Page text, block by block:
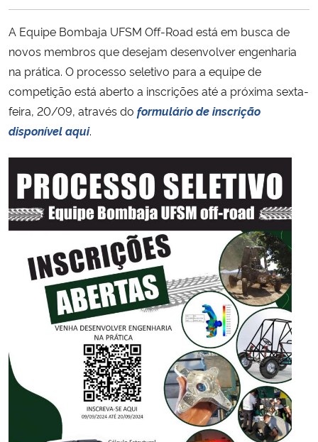
Ministério da Ciência, Tecnologia, Inovações e Comunicações
Ministério do Meio Ambiente
Ministério do Turismo
Controladoria-Geral da União
Secretaria-Geral
Secretaria de Governo
Gabinete de Segurança Institucional
Advocacia-Geral da União
Banco Central do Brasil
A Equipe Bombaja UFSM Off-Road está em busca de
novos membros que desejam desenvolver engenharia
na prática. O processo seletivo para a equipe de
competição está aberto a inscrições até a próxima sexta-
feira, 20/09, através do formulário de inscrição
disponível aqui.